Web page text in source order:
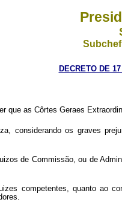
DECRETO DE
que as Côrtes Geraes
considerando os graves
de Commissão, ou de
competentes, quanto ao